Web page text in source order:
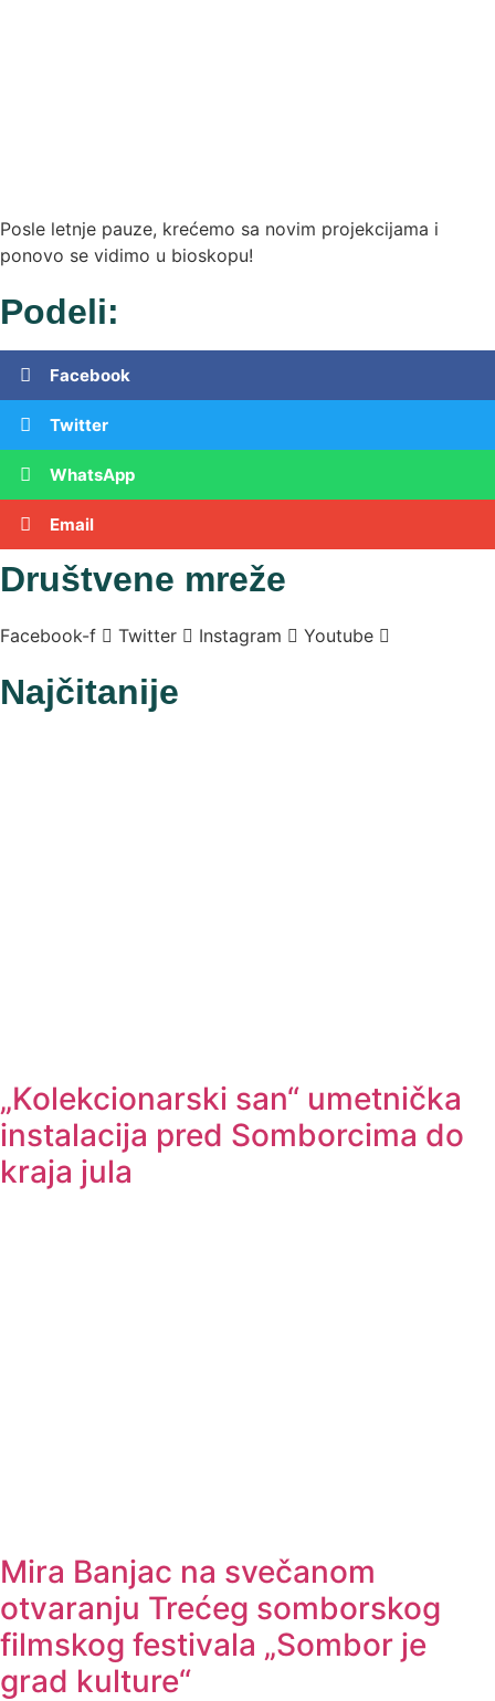
Posle letnje pauze, krećemo sa novim projekcijama i
ponovo se vidimo u bioskopu!
Podeli:
Facebook
Twitter
WhatsApp
Email
Društvene mreže
Facebook-f Twitter Instagram Youtube
Najčitanije
„Kolekcionarski san“ umetnička
instalacija pred Somborcima do
kraja jula
Mira Banjac na svečanom
otvaranju Trećeg somborskog
filmskog festivala „Sombor je
grad kulture“